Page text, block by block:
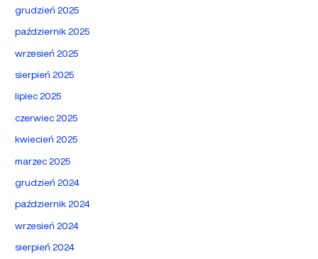
grudzień 2025
październik 2025
wrzesień 2025
sierpień 2025
lipiec 2025
czerwiec 2025
kwiecień 2025
marzec 2025
grudzień 2024
październik 2024
wrzesień 2024
sierpień 2024